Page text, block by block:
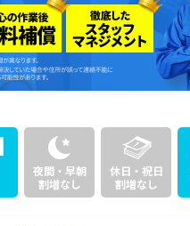
夜間・早朝
割増なし
休日・祝日
割増なし